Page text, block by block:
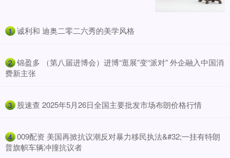
1 ​诚利和 迪奥二零二六秀的美学风格
2 ​锦盈多 （第八届进博会）进博“逛展”变“派对” 外企融入中国消
费新主张
3 ​股速查 2025年5月26日全国主要批发市场布朗价格行情
4 ​009配资 美国再掀抗议潮反对暴力移民执法&#32;一挂有特朗
普旗帜车辆冲撞抗议者